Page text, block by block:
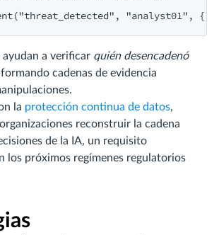
ayudan a verificar quién desencadenó
cadenas de evidencia
la protección continua de datos,
reconstruir la cadena
de la IA, un requisito
los próximos regímenes regulatorios